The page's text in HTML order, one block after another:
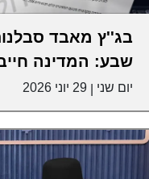
בג''ץ מאבד
שבע: המדינה חייבת
יום שני 29 יוני 2026